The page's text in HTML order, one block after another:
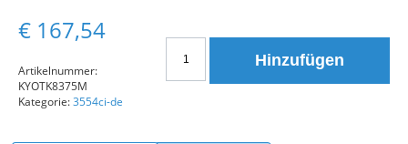
€ 167,54
Kyocera
Hinzufügen
Artikelnummer:
KYOTK8375M
Kategorie:3554ci-de